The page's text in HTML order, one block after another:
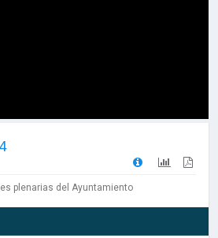
plenarias del Ayuntamiento